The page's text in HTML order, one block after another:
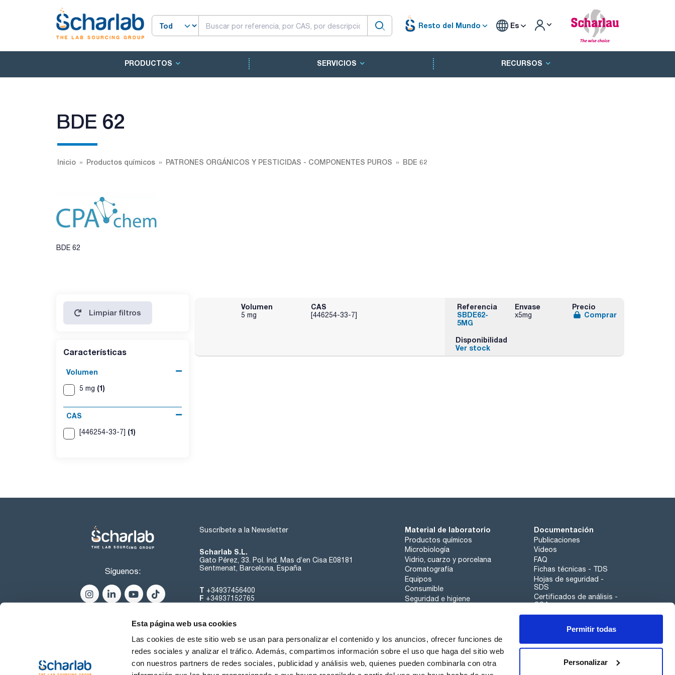
Esta página web usa cookies
Las cookies de este sitio web se usan para personalizar el contenido y los anuncios, ofrecer funciones de
redes sociales y analizar el tráfico. Además, compartimos información sobre el uso que haga del sitio web
con nuestros partners de redes sociales, publicidad y análisis web, quienes pueden combinarla con otra
Permitir todas
Personalizar
Resto del Mundo Es
PRODUCTOS SERVICIOS RECURSOS
BDE 62
Inicio Productos químicos PATRONES ORGÁNICOS Y PESTICIDAS - COMPONENTES PUROS BDE 62
BDE 62
Limpiar filtros
Características
Volumen
5 mg (1)
CAS
[446254-33-7] (1)
Volumen
5 mg
CAS
[446254-33-7]
Referencia
SBDE62-
5MG
Envase
x5mg
Precio
Comprar
Disponibilidad
Ver stock
Síguenos:
Suscríbete a la Newsletter
Scharlab S.L.
Gato Pérez, 33. Pol. Ind. Mas d’en Cisa E08181
Sentmenat, Barcelona, España
T +34937456400
F +34937152765
Material de laboratorio
Productos químicos
Microbiología
Vidrio, cuarzo y porcelana
Cromatografía
Equipos
Consumible
Seguridad e higiene
Documentación
Publicaciones
Videos
FAQ
Fichas técnicas - TDS
Hojas de seguridad -
SDS
Certificados de análisis -
COA
Aplicaciones
Canal de denuncias
Sobre nosotros Contacta